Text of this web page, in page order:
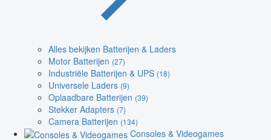
Alles bekijken Batterijen & Laders
Motor Batterijen (27)
Industriële Batterijen & UPS (18)
Universele Laders (9)
Oplaadbare Batterijen (39)
Stekker Adapters (7)
Camera Batterijen (134)
Consoles & Videogames